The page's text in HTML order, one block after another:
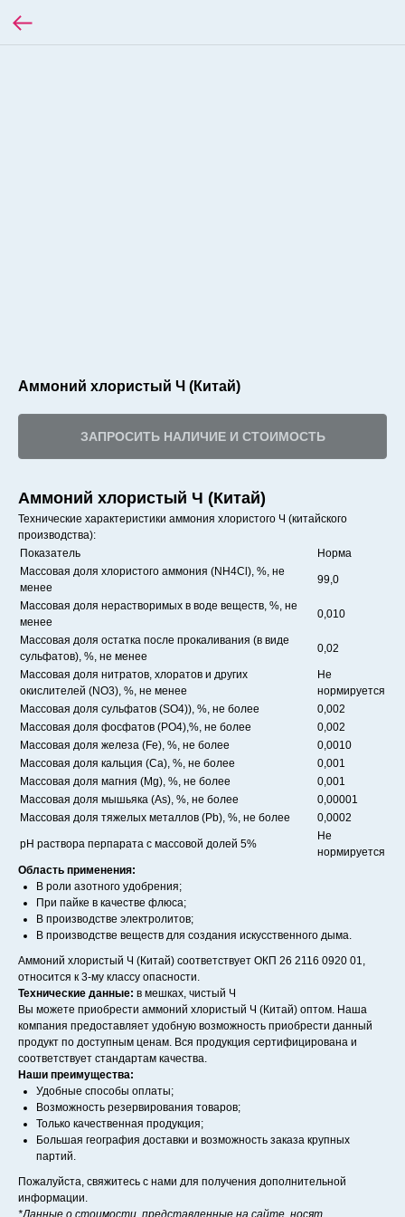
Аммоний хлористый Ч (Китай)
ЗАПРОСИТЬ НАЛИЧИЕ И СТОИМОСТЬ
Аммоний хлористый Ч (Китай)
Технические характеристики аммония хлористого Ч (китайского
производства):
Показатель
Норма
Массовая доля хлористого аммония (NH4Cl), %, не
менее
99,0
Массовая доля нерастворимых в воде веществ, %, не
менее
0,010
Массовая доля остатка после прокаливания (в виде
сульфатов), %, не менее
0,02
Массовая доля нитратов, хлоратов и других
окислителей (NO3), %, не менее
Не
нормируется
Массовая доля сульфатов (SO4)), %, не более
0,002
Массовая доля фосфатов (PO4),%, не более
0,002
Массовая доля железа (Fe), %, не более
0,0010
Массовая доля кальция (Ca), %, не более
0,001
Массовая доля магния (Mg), %, не более
0,001
Массовая доля мышьяка (As), %, не более
0,00001
Массовая доля тяжелых металлов (Pb), %, не более
0,0002
pH раствора перпарата с массовой долей 5%
Не
нормируется
Область применения:
В роли азотного удобрения;
При пайке в качестве флюса;
В производстве электролитов;
В производстве веществ для создания искусственного дыма.
Аммоний хлористый Ч (Китай) соответствует ОКП 26 2116 0920 01,
относится к 3-му классу опасности.
Технические данные: в мешках, чистый Ч
Вы можете приобрести аммоний хлористый Ч (Китай) оптом. Наша
компания предоставляет удобную возможность приобрести данный
продукт по доступным ценам. Вся продукция сертифицирована и
соответствует стандартам качества.
Наши преимущества:
Удобные способы оплаты;
Возможность резервирования товаров;
Только качественная продукция;
Большая география доставки и возможность заказа крупных
партий.
Пожалуйста, свяжитесь с нами для получения дополнительной
информации.
*Данные о стоимости, представленные на сайте, носят